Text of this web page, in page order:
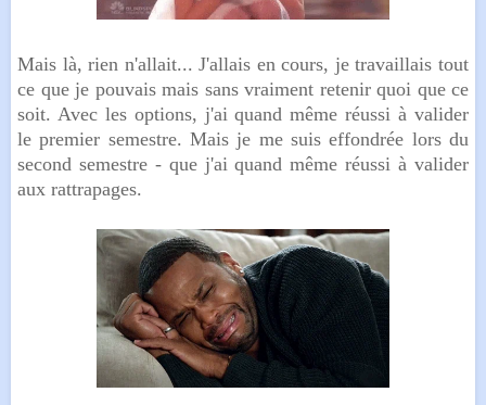
Mais là, rien n'allait... J'allais en cours, je travaillais tout
ce que je pouvais mais sans vraiment retenir quoi que ce
soit. Avec les options, j'ai quand même réussi à valider
le premier semestre. Mais je me suis effondrée lors du
second semestre - que j'ai quand même réussi à valider
aux rattrapages.